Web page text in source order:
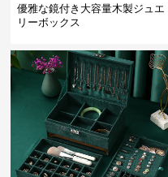
優雅な鏡付き大容量木製ジュエ
リーボックス